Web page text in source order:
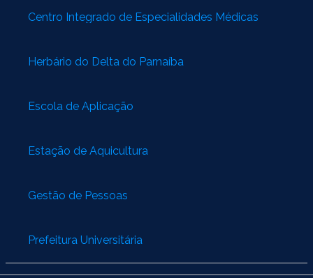
Centro Integrado de Especialidades Médicas
Herbário do Delta do Parnaíba
Escola de Aplicação
Estação de Aquicultura
Gestão de Pessoas
Prefeitura Universitária